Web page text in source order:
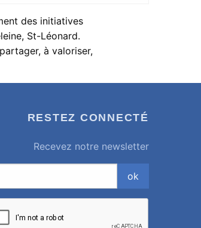
des initiatives
St-Léonard.
à valoriser,
RESTEZ CONNECTÉ
Recevez notre newsletter